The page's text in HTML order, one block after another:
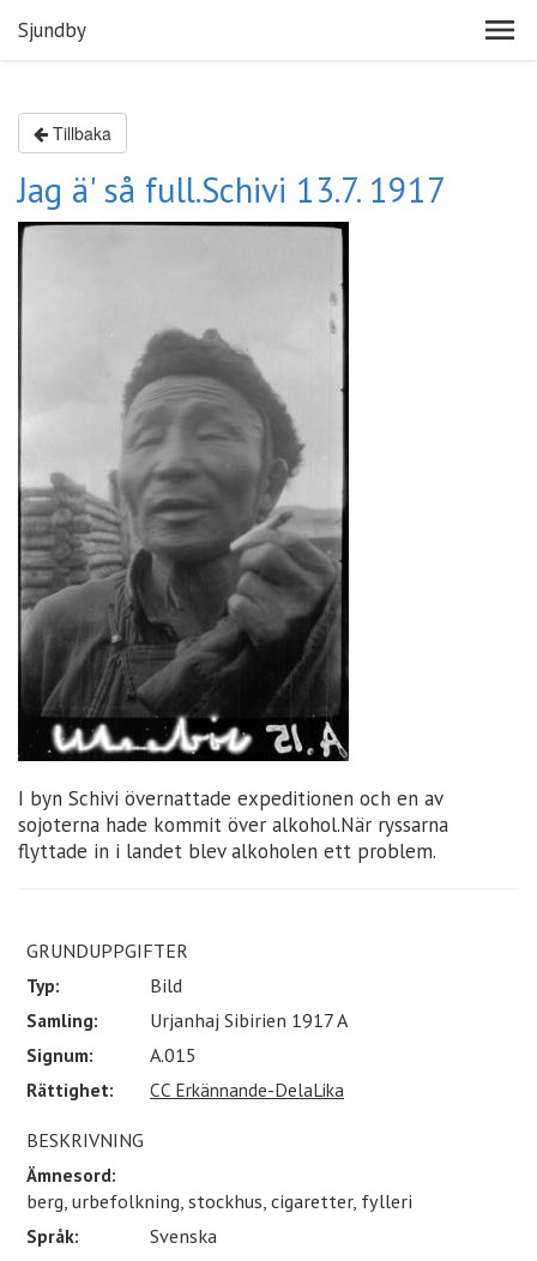
Sjundby
Tillbaka
Jag ä' så full.Schivi 13.7. 1917
I byn Schivi övernattade expeditionen och en av
sojoterna hade kommit över alkohol.När ryssarna
flyttade in i landet blev alkoholen ett problem.
GRUNDUPPGIFTER
Typ:
Bild
Samling:
Urjanhaj Sibirien 1917 A
Signum:
A.015
Rättighet:
CC Erkännande-DelaLika
BESKRIVNING
Ämnesord:
berg, urbefolkning, stockhus, cigaretter, fylleri
Språk:
Svenska